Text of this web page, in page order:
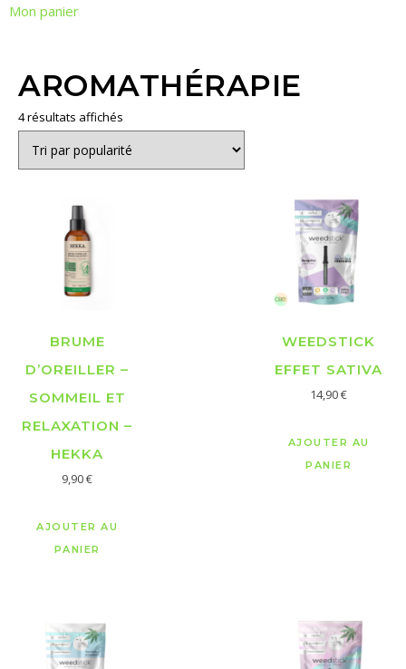
Mon panier
AROMATHÉRAPIE
4 résultats affichés
BRUME
D’OREILLER –
SOMMEIL ET
RELAXATION –
HEKKA
9,90€
AJOUTER AU
PANIER
WEEDSTICK
EFFET SATIVA
14,90€
AJOUTER AU
PANIER